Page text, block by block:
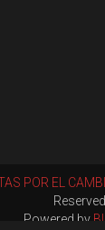
POR EL
Reserved.
Powered by